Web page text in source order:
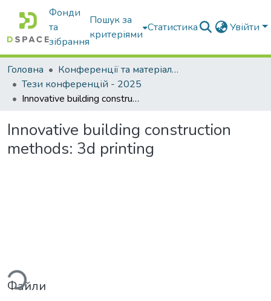
Фонди
та
зібрання
Пошук за
критеріями
Статистика Увійти
Головна
Конференції та матеріали конференцій
Тези конференцій - 2025
Innovative building construction methods: 3d printing
Innovative building construction
methods: 3d printing
Файли